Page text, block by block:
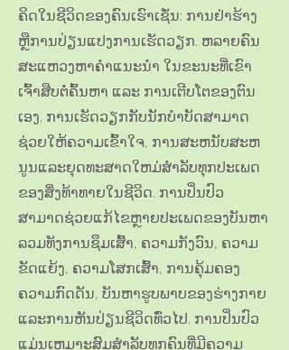
ຄິດໃນຊີວິດຂອງຄົນເຮົາເຊັ່ນ: ການຢ່າຮ້າງ
ຫຼືການປ່ຽນແປງການເຮັດວຽກ. ຫລາຍ​ຄົນ​
ສະ​ແຫວ​ງຫາ​ຄຳ​ແນະນຳ ​ໃນ​ຂະນະ​ທີ່​ເຂົາ​
ເຈົ້າ​ສືບ​ຕໍ່​ຄົ້ນ​ຫາ ​ແລະ ການ​ເຕີບ​ໂຕ​ຂອງ​ຕົນ​
ເອງ. ການເຮັດວຽກກັບນັກບໍາບັດສາມາດ
ຊ່ວຍໃຫ້ຄວາມເຂົ້າໃຈ, ການສະຫນັບສະຫ
ນູນແລະຍຸດທະສາດໃຫມ່ສໍາລັບທຸກປະເພດ
ຂອງສິ່ງທ້າທາຍໃນຊີວິດ. ການປິ່ນປົວ
ສາມາດຊ່ວຍແກ້ໄຂຫຼາຍປະເພດຂອງບັນຫາ
ລວມທັງການຊຶມເສົ້າ, ຄວາມກັງວົນ, ຄວາມ
ຂັດແຍ້ງ, ຄວາມໂສກເສົ້າ, ການຄຸ້ມຄອງ
ຄວາມກົດດັນ, ບັນຫາຮູບພາບຂອງຮ່າງກາຍ
ແລະການຫັນປ່ຽນຊີວິດທົ່ວໄປ. ການປິ່ນປົວ
ແມ່ນເຫມາະສົມສໍາລັບທຸກຄົນທີ່ມີຄວາມ